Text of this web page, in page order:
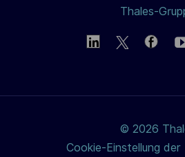
Thales-
© 2026
Cookie-Einstellung der